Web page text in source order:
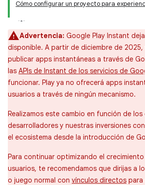
Cómo configurar un proyecto para
Advertencia: Google Play Instant
disponible. A partir de diciembre de
publicar apps instantáneas a través de
las APIs de Instant de los servicios de
funcionar. Play ya no ofrecerá apps
usuarios a través de ningún mecanismo.
Realizamos este cambio en función de
desarrolladores y nuestras inversiones
el ecosistema desde la introducción de
Para continuar optimizando el
usuarios, te recomendamos que dirijas a
o juego normal con vínculos directos para